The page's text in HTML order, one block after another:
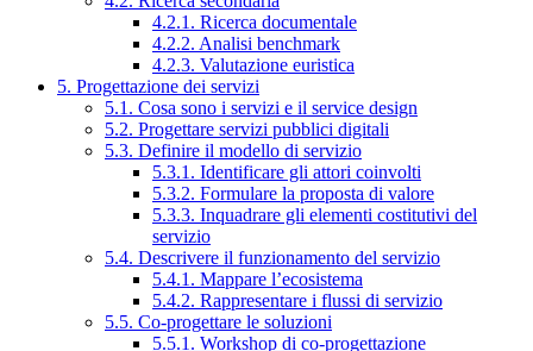
4.2.1. Ricerca documentale
4.2.2. Analisi benchmark
4.2.3. Valutazione euristica
5. Progettazione dei servizi
5.1. Cosa sono i servizi e il service design
5.2. Progettare servizi pubblici digitali
5.3. Definire il modello di servizio
5.3.1. Identificare gli attori coinvolti
5.3.2. Formulare la proposta di valore
5.3.3. Inquadrare gli elementi costitutivi del
servizio
5.4. Descrivere il funzionamento del servizio
5.4.1. Mappare l’ecosistema
5.4.2. Rappresentare i flussi di servizio
5.5. Co-progettare le soluzioni
5.5.1. Workshop di co-progettazione